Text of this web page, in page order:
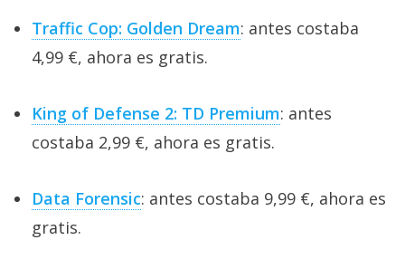
Traffic Cop: Golden Dream: antes costaba
4,99 €, ahora es gratis.
King of Defense 2: TD Premium: antes
costaba 2,99 €, ahora es gratis.
Data Forensic: antes costaba 9,99 €, ahora es
gratis.